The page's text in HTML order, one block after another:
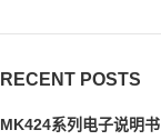
RECENT POSTS
MK424系列电子说明书